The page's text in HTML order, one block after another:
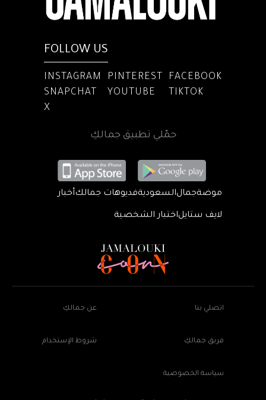
FOLLOW US
INSTAGRAM PINTEREST
FACEBOOK
SNAPCHAT
YOUTUBE
TIKTOK
X
حمّلي تطبيق جمالكِ
موضةجمالالسعوديةفديوهات جمالكأخبار
لايف ستايلاختبار الشخصية
اتصلي بنا عن جمالكِ
فريق جمالكِ شروط الإستخدام
سياسة الخصوصية